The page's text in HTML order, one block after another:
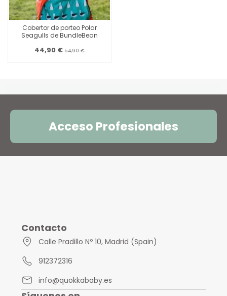
Cobertor de porteo Polar
Seagulls de BundleBean
44,90 € 54,90 €
Acceso Profesionales
Contacto
Calle Pradillo Nº 10, Madrid (Spain)
912372316
info@quokkababy.es